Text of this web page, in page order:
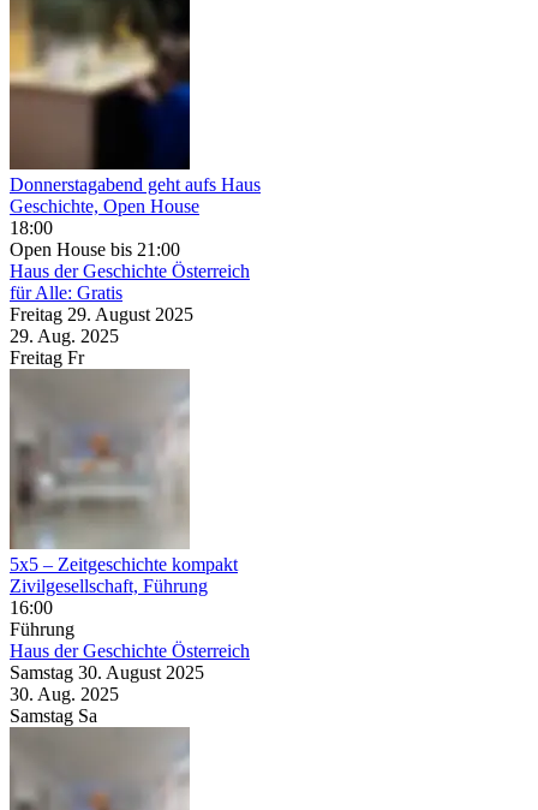
Donnerstagabend geht aufs Haus
Geschichte, Open House
18:00
Open House bis 21:00
Haus der Geschichte Österreich
für Alle: Gratis
Freitag 29. August 2025
29. Aug. 2025
Freitag Fr
5x5 – Zeitgeschichte kompakt
Zivilgesellschaft, Führung
16:00
Führung
Haus der Geschichte Österreich
Samstag 30. August 2025
30. Aug. 2025
Samstag Sa